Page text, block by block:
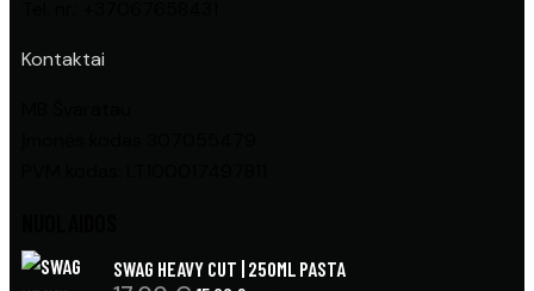
Kontaktai
SWAG HEAVY CUT | 250ML PASTA